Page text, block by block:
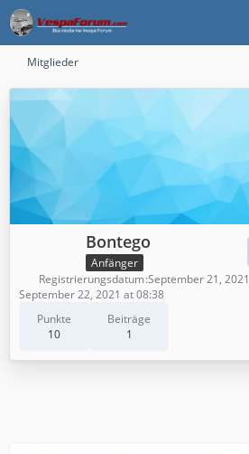
Mitglieder
Bontego
Anfänger
Punkte
10
Beiträge
1
Registrierungsdatum September 21, 2021
September 22, 2021 at 08:38